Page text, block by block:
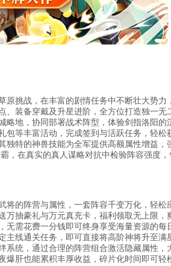
挑战，在丰富的剧情任务中不断壮大势力
装备穿戴及升星进阶，全方位打造独一无
地，协同部署战术阵型，体验剑指洛阳的
等丰富活动，完成签到与活跃任务，轻松
特的神兽技能为全军提供高额属性增益，
，在真实的真人谋略对抗中检验阵容强度，
的阵营与属性，一套阵容千变万化，轻松
抽豪礼与万元真充卡，福利领取无上限，
需花费一分钱即可终身享受海量资源的每
线通关任务，即可直接将高阶神将升至满
统，通过合理的阵营组合激活隐藏属性，
肝也能累积丰厚收益，碎片化时间即可轻